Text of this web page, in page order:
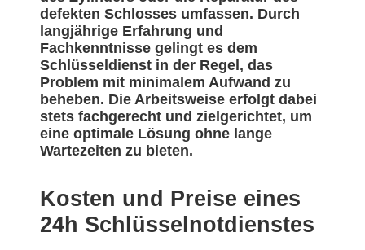
defekten Schlosses umfassen. Durch
langjährige Erfahrung und
Fachkenntnisse gelingt es dem
Schlüsseldienst in der Regel, das
Problem mit minimalem Aufwand zu
beheben. Die Arbeitsweise erfolgt dabei
stets fachgerecht und zielgerichtet, um
eine optimale Lösung ohne lange
Wartezeiten zu bieten.
Kosten und Preise eines
24h Schlüsselnotdienstes